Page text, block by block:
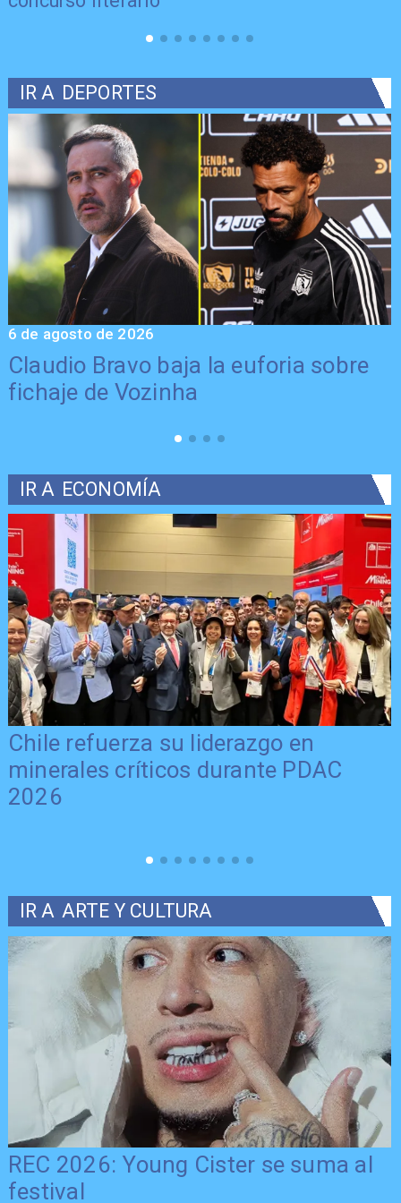
IR A DEPORTES
Claudio Bravo baja la euforia sobre
fichaje de Vozinha
6 de agosto de 2026
IR A ECONOMÍA
Chile refuerza su liderazgo en
minerales críticos durante PDAC
2026
IR A ARTE Y CULTURA
REC 2026: Young Cister se suma al
festival